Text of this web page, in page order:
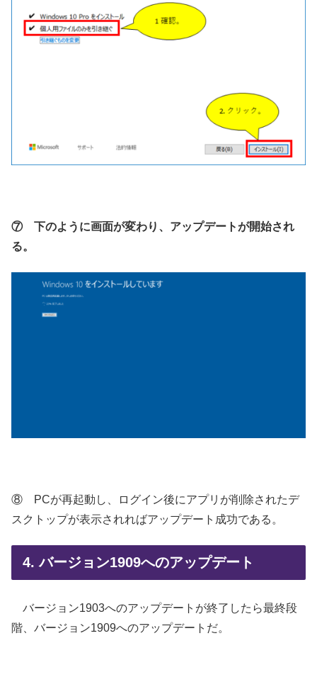
⑦ 下のように画面が変わり、アップデートが開始され
る。
⑧ PCが再起動し、ログイン後にアプリが削除されたデ
スクトップが表示されればアップデート成功である。
4. バージョン1909へのアップデート
バージョン1903へのアップデートが終了したら最終段
階、バージョン1909へのアップデートだ。